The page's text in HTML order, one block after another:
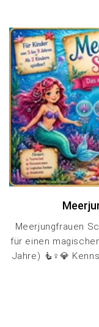
Meerjungfrauen
für einen
Jahre) 🧜♀️💎